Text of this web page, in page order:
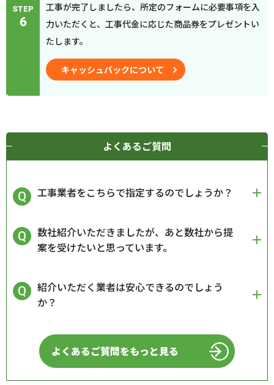
STEP
6
工事が完了しましたら、所定のフォームに必要事項を入
力いただくと、工事代金に応じた商品券をプレゼントい
たします。
キャッシュバックについて
よくあるご質問
工事業者をこちらで指定するのでしょうか？
数社紹介いただきましたが、あと数社から提
案を受けたいと思っています。
紹介いただく業者は安心できるのでしょう
か？
よくあるご質問をもっと見る